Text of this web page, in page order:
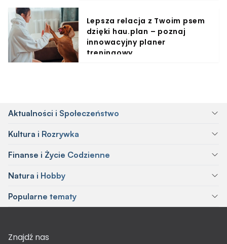
Lepsza relacja z Twoim psem
dzięki hau.plan – poznaj
innowacyjny planer
treningowy
Aktualności i Społeczeństwo
Kultura i Rozrywka
Finanse i Życie Codzienne
Natura i Hobby
Popularne tematy
Znajdź nas